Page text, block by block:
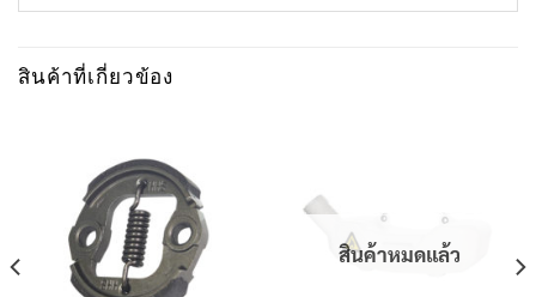
สินค้าที่เกี่ยวข้อง
สินค้าหมดแล้ว